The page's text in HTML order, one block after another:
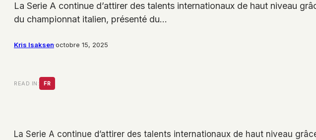
La Serie A continue d’attirer des talents internationaux de haut niveau
du championnat italien, présenté du…
Kris Isaksen·octobre 15, 2025
READ IN: FR
La Serie A continue d’attirer des talents internationaux de haut niveau